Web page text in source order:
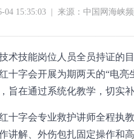
04 15:35:03 来源：中国网海峡
术技能岗位人员全员持证的
十字会开展为期两天的“电
旨在通过系统化教学，切实
十字会专业救护讲师全程执
讲解、外伤包扎固定操作和